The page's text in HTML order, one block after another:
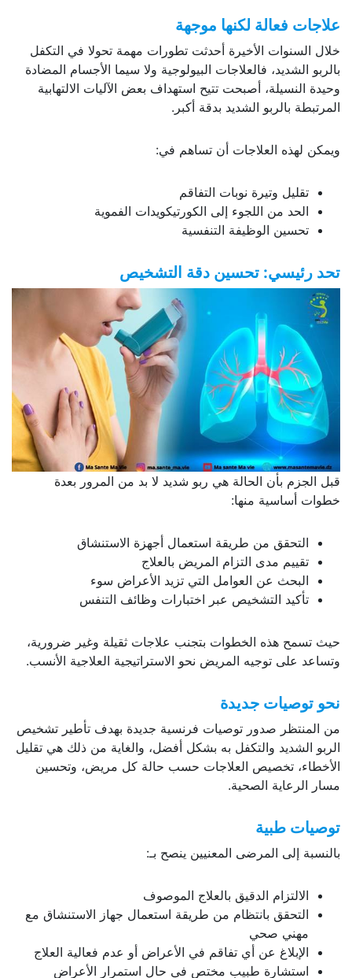
علاجات فعالة لكنها موجهة
خلال السنوات الأخيرة أحدثت تطورات مهمة تحولا في التكفل
بالربو الشديد، فالعلاجات البيولوجية ولا سيما الأجسام المضادة
وحيدة النسيلة، أصبحت تتيح استهداف بعض الآليات الالتهابية
المرتبطة بالربو الشديد بدقة أكبر.
ويمكن لهذه العلاجات أن تساهم في:
تقليل وتيرة نوبات التفاقم
الحد من اللجوء إلى الكورتيكويدات الفموية
تحسين الوظيفة التنفسية
تحد رئيسي: تحسين دقة التشخيص
قبل الجزم بأن الحالة هي ربو شديد لا بد من المرور بعدة
خطوات أساسية منها:
التحقق من طريقة استعمال أجهزة الاستنشاق
تقييم مدى التزام المريض بالعلاج
البحث عن العوامل التي تزيد الأعراض سوء
تأكيد التشخيص عبر اختبارات وظائف التنفس
حيث تسمح هذه الخطوات بتجنب علاجات ثقيلة وغير ضرورية،
وتساعد على توجيه المريض نحو الاستراتيجية العلاجية الأنسب.
نحو توصيات جديدة
من المنتظر صدور توصيات فرنسية جديدة بهدف تأطير تشخيص
الربو الشديد والتكفل به بشكل أفضل، والغاية من ذلك هي تقليل
الأخطاء، تخصيص العلاجات حسب حالة كل مريض، وتحسين
مسار الرعاية الصحية.
توصيات طبية
بالنسبة إلى المرضى المعنيين ينصح بـ:
الالتزام الدقيق بالعلاج الموصوف
التحقق بانتظام من طريقة استعمال جهاز الاستنشاق مع
مهني صحي
الإبلاغ عن أي تفاقم في الأعراض أو عدم فعالية العلاج
استشارة طبيب مختص في حال استمرار الأعراض